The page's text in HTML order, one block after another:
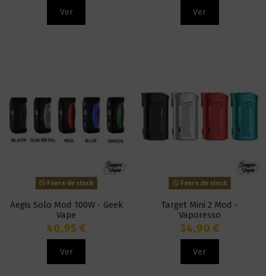
Ver Ver
Fuera de stock
Aegis Solo Mod 100W - Geek
Vape
40,95 €
Ver
Fuera de stock
Target Mini 2 Mod -
Vaporesso
34,90 €
Ver